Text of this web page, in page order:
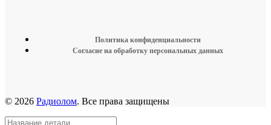
Политика конфиденциальности
Согласие на обработку персональных данных
© 2026 Радиолом. Все права защищены